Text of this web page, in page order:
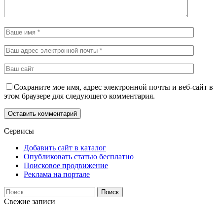
Сохраните мое имя, адрес электронной почты и веб-сайт в
этом браузере для следующего комментария.
Сервисы
Добавить сайт в каталог
Опубликовать статью бесплатно
Поисковое продвижение
Реклама на портале
Свежие записи